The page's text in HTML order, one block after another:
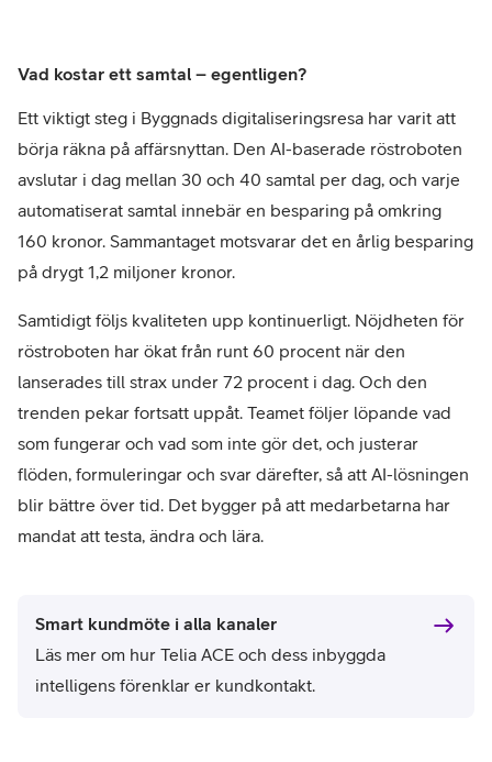
Vad kostar ett samtal – egentligen?
Ett viktigt steg i Byggnads digitaliseringsresa har varit att
börja räkna på affärsnyttan. Den AI-baserade röstroboten
avslutar i dag mellan 30 och 40 samtal per dag, och varje
automatiserat samtal innebär en besparing på omkring
160 kronor. Sammantaget motsvarar det en årlig besparing
på drygt 1,2 miljoner kronor.
Samtidigt följs kvaliteten upp kontinuerligt. Nöjdheten för
röstroboten har ökat från runt 60 procent när den
lanserades till strax under 72 procent i dag. Och den
trenden pekar fortsatt uppåt. Teamet följer löpande vad
som fungerar och vad som inte gör det, och justerar
flöden, formuleringar och svar därefter, så att AI-lösningen
blir bättre över tid. Det bygger på att medarbetarna har
mandat att testa, ändra och lära.
Smart kundmöte i alla kanaler
Läs mer om hur Telia ACE och dess inbyggda
intelligens förenklar er kundkontakt.